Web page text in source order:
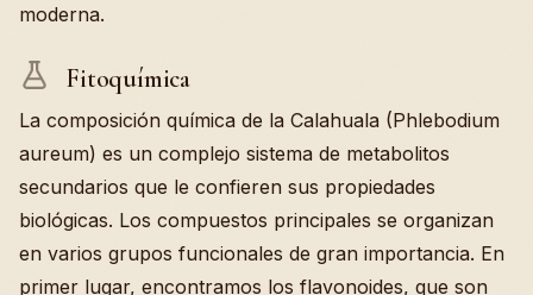
moderna.
Fitoquímica
La composición química de la Calahuala (Phlebodium
aureum) es un complejo sistema de metabolitos
secundarios que le confieren sus propiedades
biológicas. Los compuestos principales se organizan
en varios grupos funcionales de gran importancia. En
primer lugar, encontramos los flavonoides, que son